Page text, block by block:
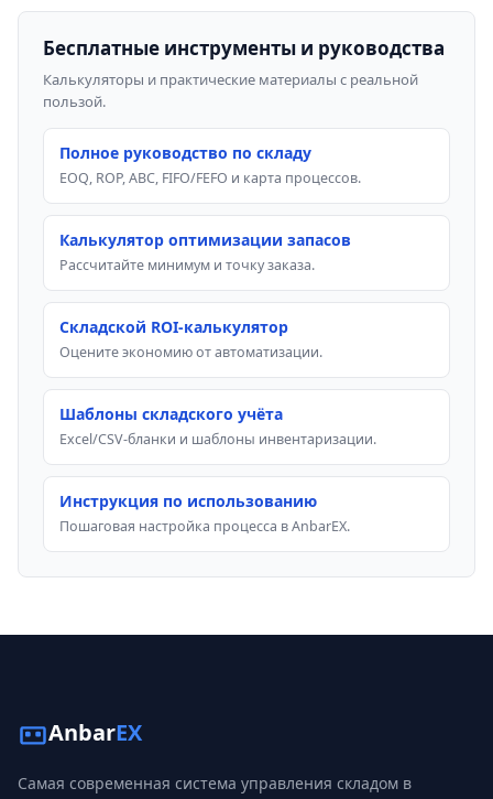
Бесплатные инструменты и руководства
Калькуляторы и практические материалы с реальной
пользой.
Полное руководство по складу
EOQ, ROP, ABC, FIFO/FEFO и карта процессов.
Калькулятор оптимизации запасов
Рассчитайте минимум и точку заказа.
Складской ROI-калькулятор
Оцените экономию от автоматизации.
Шаблоны складского учёта
Excel/CSV-бланки и шаблоны инвентаризации.
Инструкция по использованию
Пошаговая настройка процесса в AnbarEX.
AnbarEX
Самая современная система управления складом в